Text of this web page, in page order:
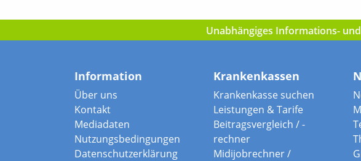
Unabhängiges Informations-
Information
Über uns
Kontakt
Mediadaten
Nutzungsbedingungen
Datenschutzerklärung
Krankenkassen
Krankenkasse suchen
Leistungen & Tarife
Beitragsvergleich / -
rechner
Midijobrechner /